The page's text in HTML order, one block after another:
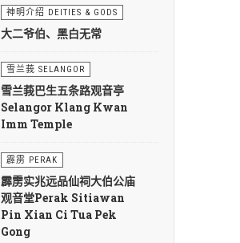
神明介绍 DEITIES & GODS
大二爷伯、黑白无常
雪兰莪 SELANGOR
雪兰莪巴生五条路观音亭
Selangor Klang Kwan
Imm Temple
霹雳 PERAK
霹雳实兆远品仙祠大伯公庙
观音堂Perak Sitiawan
Pin Xian Ci Tua Pek
Gong